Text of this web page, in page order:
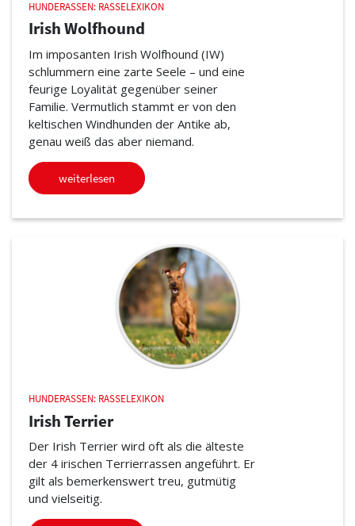
HUNDERASSEN: RASSELEXIKON
Irish Wolfhound
Im imposanten Irish Wolfhound (IW)
schlummern eine zarte Seele – und eine
feurige Loyalität gegenüber seiner
Familie. Vermutlich stammt er von den
keltischen Windhunden der Antike ab,
genau weiß das aber niemand.
weiterlesen
HUNDERASSEN: RASSELEXIKON
Irish Terrier
Der Irish Terrier wird oft als die älteste
der 4 irischen Terrierrassen angeführt. Er
gilt als bemerkenswert treu, gutmütig
und vielseitig.